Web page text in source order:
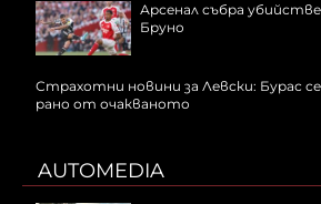
Арсенал събра
Бруно
Страхотни новини за Левски: Бурас
рано от очакваното
AUTOMEDIA